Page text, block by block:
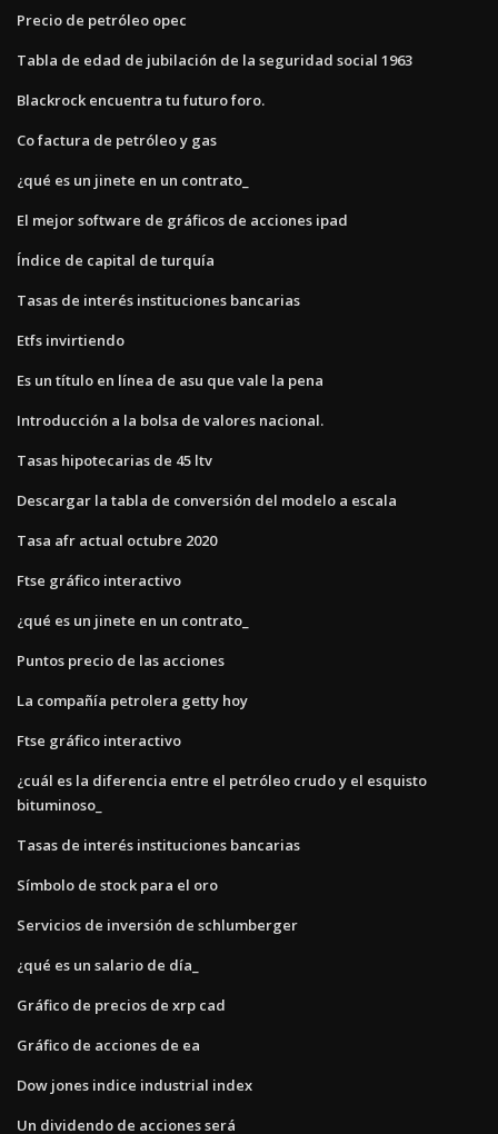
Precio de petróleo opec
Tabla de edad de jubilación de la seguridad social 1963
Blackrock encuentra tu futuro foro.
Co factura de petróleo y gas
¿qué es un jinete en un contrato_
El mejor software de gráficos de acciones ipad
Índice de capital de turquía
Tasas de interés instituciones bancarias
Etfs invirtiendo
Es un título en línea de asu que vale la pena
Introducción a la bolsa de valores nacional.
Tasas hipotecarias de 45 ltv
Descargar la tabla de conversión del modelo a escala
Tasa afr actual octubre 2020
Ftse gráfico interactivo
¿qué es un jinete en un contrato_
Puntos precio de las acciones
La compañía petrolera getty hoy
Ftse gráfico interactivo
¿cuál es la diferencia entre el petróleo crudo y el esquisto
bituminoso_
Tasas de interés instituciones bancarias
Símbolo de stock para el oro
Servicios de inversión de schlumberger
¿qué es un salario de día_
Gráfico de precios de xrp cad
Gráfico de acciones de ea
Dow jones indice industrial index
Un dividendo de acciones será